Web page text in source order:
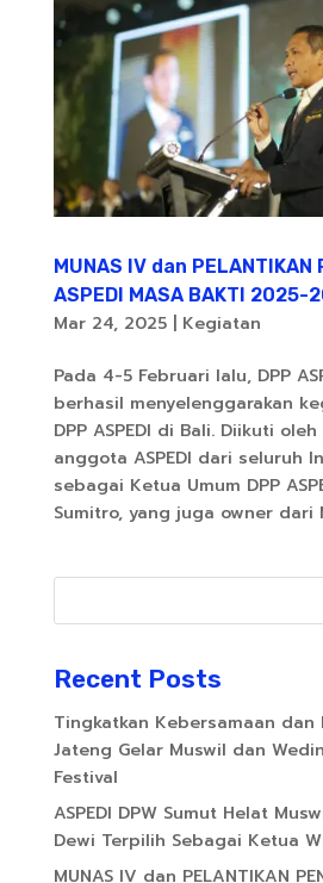
MUNAS IV dan PELANTIKAN
ASPEDI MASA BAKTI 2025-
Mar 24, 2025| Kegiatan
Pada 4-5 Februari lalu, DPP
berhasil menyelenggarakan
DPP ASPEDI di Bali. Diikuti
anggota ASPEDI dari seluruh
sebagai Ketua Umum DPP
Sumitro, yang juga owner dari
Recent Posts
Tingkatkan Kebersamaan dan
Jateng Gelar Muswil dan
Festival
ASPEDI DPW Sumut Helat
Dewi Terpilih Sebagai Ketua
MUNAS IV dan PELANTIKAN